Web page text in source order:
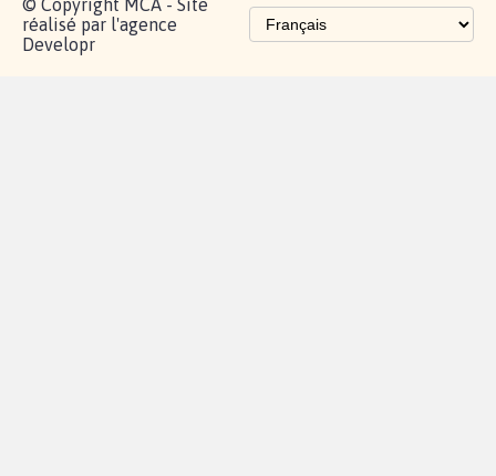
© Copyright MCA - Site
réalisé par l'agence
Developr